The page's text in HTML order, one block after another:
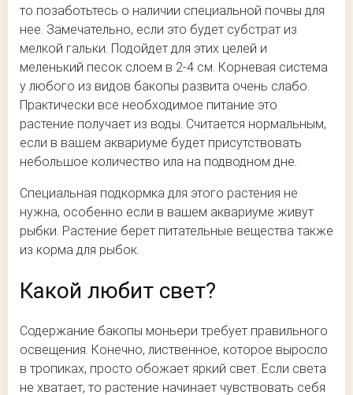
то позаботьтесь о наличии специальной почвы для
нее. Замечательно, если это будет субстрат из
мелкой гальки. Подойдет для этих целей и
меленький песок слоем в 2-4 см. Корневая система
у любого из видов бакопы развита очень слабо.
Практически все необходимое питание это
растение получает из воды. Считается нормальным,
если в вашем аквариуме будет присутствовать
небольшое количество ила на подводном дне.
Специальная подкормка для этого растения не
нужна, особенно если в вашем аквариуме живут
рыбки. Растение берет питательные вещества также
из корма для рыбок.
Какой любит свет?
Содержание бакопы моньери требует правильного
освещения. Конечно, лиственное, которое выросло
в тропиках, просто обожает яркий свет. Если света
не хватает, то растение начинает чувствовать себя